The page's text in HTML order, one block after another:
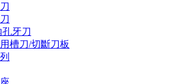
牙刀
槽刀/切斷刀板